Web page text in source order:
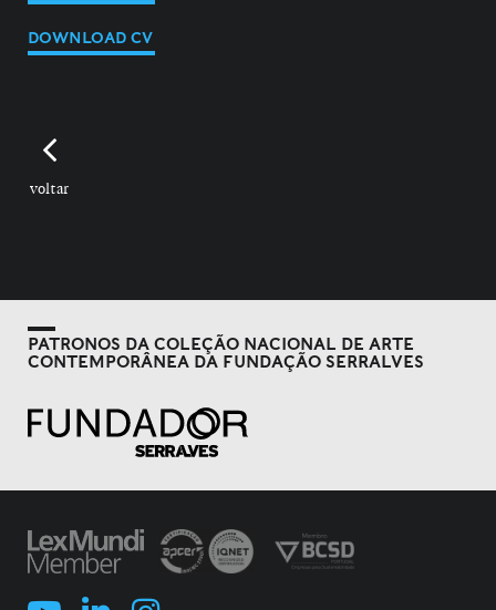
DOWNLOAD CV
voltar
PATRONOS DA COLEÇÃO NACIONAL DE ARTE
CONTEMPORÂNEA DA FUNDAÇÃO SERRALVES